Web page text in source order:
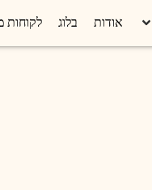
אודות בלוג לקוחות